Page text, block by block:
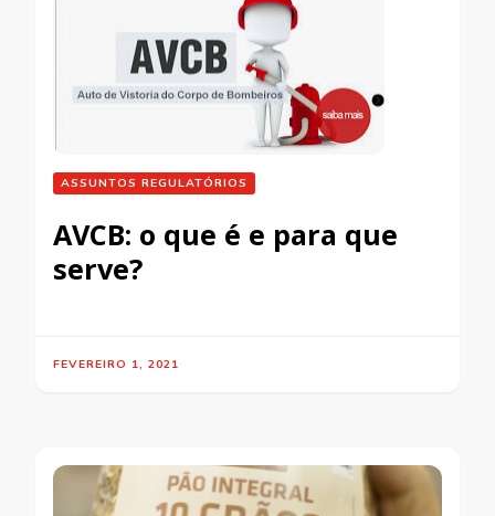
ASSUNTOS REGULATÓRIOS
AVCB: o que é e para que
serve?
FEVEREIRO 1, 2021